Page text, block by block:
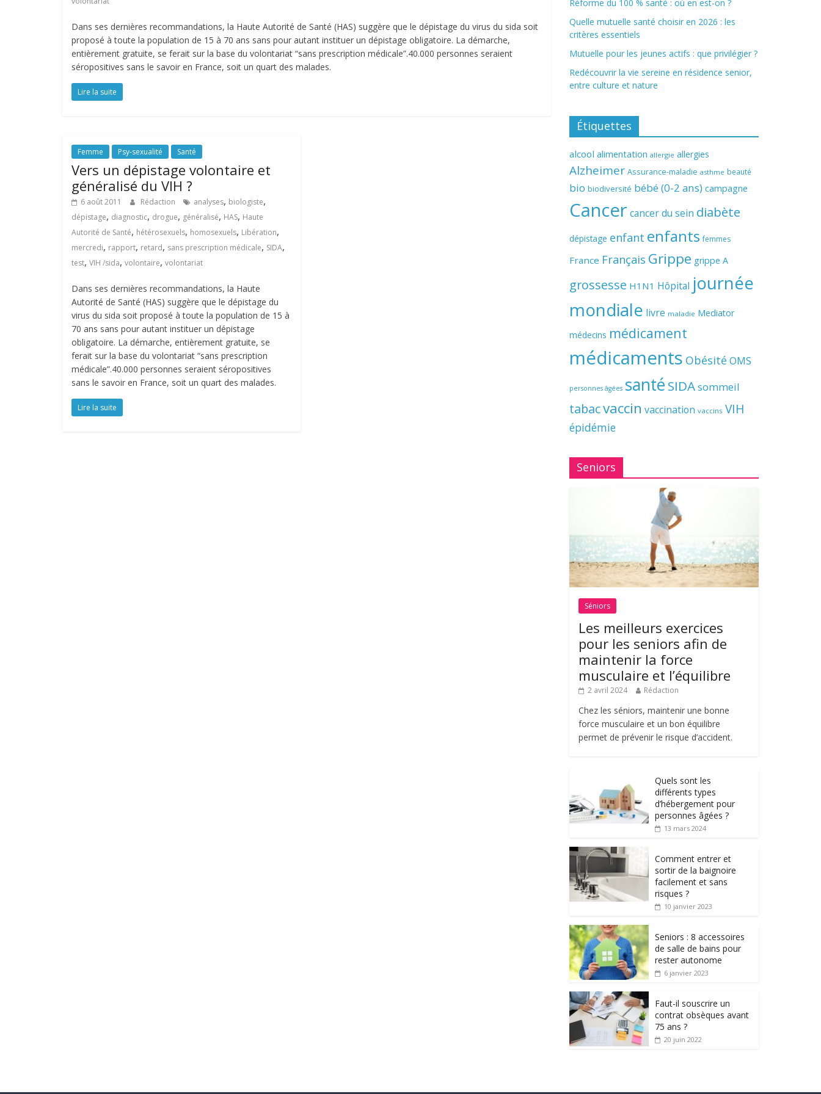
Dans ses dernières recommandations, la Haute Autorité de Santé (HAS) suggère que le dépistage du virus du sida soit
proposé à toute la population de 15 à 70 ans sans pour autant instituer un dépistage obligatoire. La démarche,
entièrement gratuite, se ferait sur la base du volontariat “sans prescription médicale”.40.000 personnes seraient
séropositives sans le savoir en France, soit un quart des malades.
Lire la suite
Femme Psy-sexualité Santé
Vers un dépistage volontaire et
généralisé du VIH ?
6 août 2011 Rédaction analyses, biologiste,
dépistage, diagnostic, drogue, généralisé, HAS, Haute
Autorité de Santé, hétérosexuels, homosexuels, Libération,
mercredi, rapport, retard, sans prescription médicale, SIDA,
test, VIH /sida, volontaire, volontariat
Dans ses dernières recommandations, la Haute
Autorité de Santé (HAS) suggère que le dépistage du
virus du sida soit proposé à toute la population de 15 à
70 ans sans pour autant instituer un dépistage
obligatoire. La démarche, entièrement gratuite, se
ferait sur la base du volontariat “sans prescription
médicale”.40.000 personnes seraient séropositives
sans le savoir en France, soit un quart des malades.
Lire la suite
Réforme du 100 % santé : où en est-on ?
Quelle mutuelle santé choisir en 2026 : les
critères essentiels
Mutuelle pour les jeunes actifs : que privilégier ?
Redécouvrir la vie sereine en résidence senior,
entre culture et nature
Étiquettes
alcool alimentation allergie allergies
Alzheimer Assurance-maladie asthme beauté
bio biodiversité bébé (0-2 ans) campagne
Cancer cancer du sein diabète
dépistage enfant enfants femmes
France Français Grippe grippe A
grossesse H1N1 Hôpital journée
mondiale livre maladie Mediator
médecins médicament
médicaments Obésité OMS
personnes âgées santé SIDAsommeil
tabacvaccin vaccination vaccins VIH
épidémie
Seniors
Séniors
Les meilleurs exercices
pour les seniors afin de
maintenir la force
musculaire et l’équilibre
2 avril 2024 Rédaction
Chez les séniors, maintenir une bonne
force musculaire et un bon équilibre
permet de prévenir le risque d’accident.
Quels sont les
différents types
d’hébergement pour
personnes âgées ?
13 mars 2024
Comment entrer et
sortir de la baignoire
facilement et sans
risques ?
10 janvier 2023
Seniors : 8 accessoires
de salle de bains pour
rester autonome
6 janvier 2023
Faut-il souscrire un
contrat obsèques avant
75 ans ?
20 juin 2022